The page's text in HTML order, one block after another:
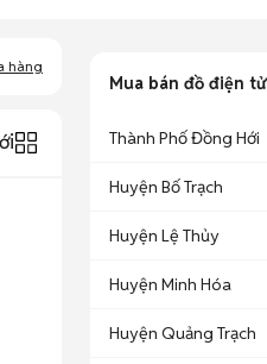
hàng
Mua bán đồ điện tử
Thành Phố Đồng Hới
Huyện Bố Trạch
Huyện Lệ Thủy
Huyện Minh Hóa
Huyện Quảng Trạch